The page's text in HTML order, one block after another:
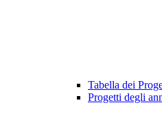
Tabella dei
Progetti degli